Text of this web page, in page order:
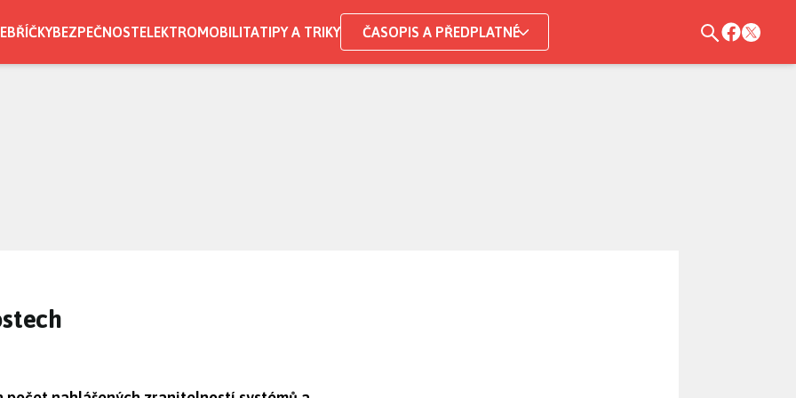
BEZPEČNOSTELEKTROMOBILITATIPY A TRIKY ČASOPIS A PŘEDPLATNÉ